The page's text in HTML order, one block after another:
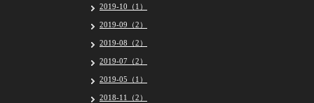
2019-10（1）
2019-09（2）
2019-08（2）
2019-07（2）
2019-05（1）
2018-11（2）